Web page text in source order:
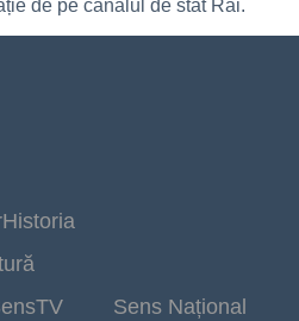
de pe canalul de stat Rai.
Sens Național